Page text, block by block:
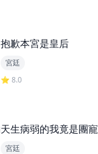
抱歉本宮是皇后
宮廷
⭐ 8.0
天生病弱的我竟是團寵
宮廷